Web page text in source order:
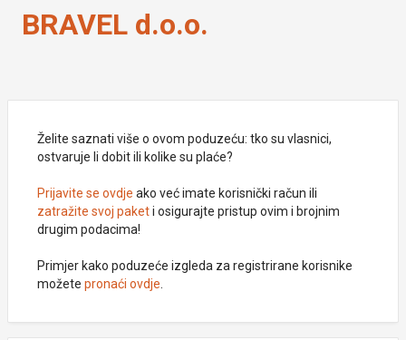
BRAVEL d.o.o.
Želite saznati više o ovom poduzeću: tko su vlasnici,
ostvaruje li dobit ili kolike su plaće?
Prijavite se ovdje ako već imate korisnički račun ili
zatražite svoj paketi osigurajte pristup ovim i brojnim
drugim podacima!
Primjer kako poduzeće izgleda za registrirane korisnike
možete pronaći ovdje